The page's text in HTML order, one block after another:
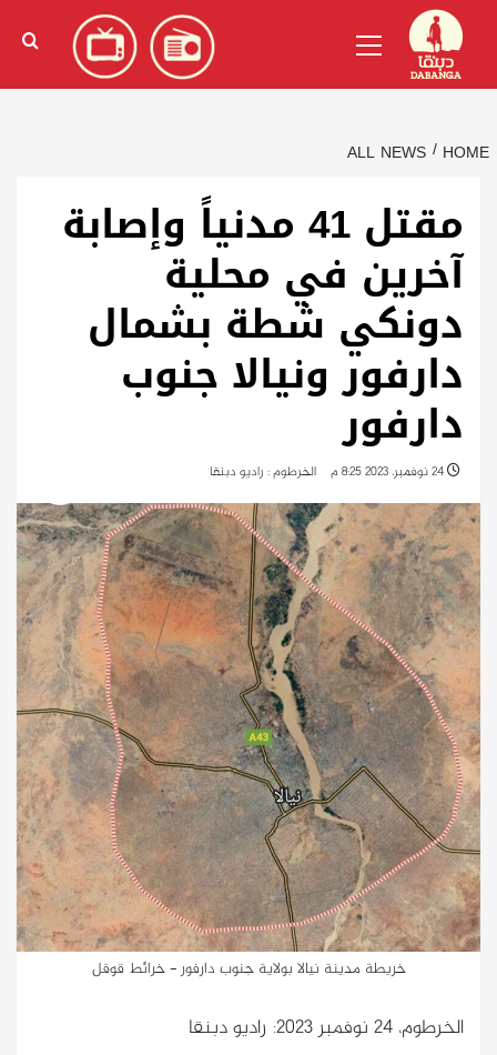
content
الإنجليزية)
Menu
HOME
ALL NEWS
مقتل 41 مدنياً وإصابة
آخرين في محلية
دونكي شطة بشمال
دارفور ونيالا جنوب
دارفور
الخرطوم : راديو دبنقا
خريطة مدينة نيالا بولاية جنوب دارفور - خرائط قوقل
الخرطوم، 24 نوفمبر 2023: راديو دبنقا